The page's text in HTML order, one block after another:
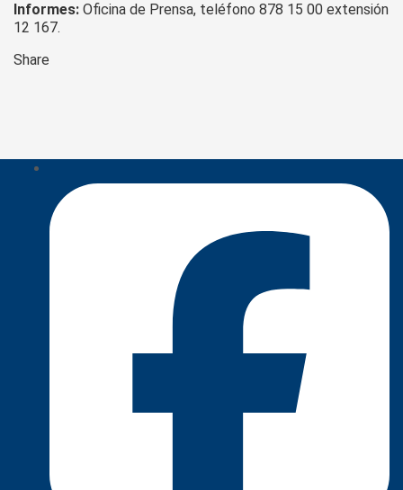
Informes: Oficina de Prensa, teléfono 878 15 00 extensión
12 167.
Share